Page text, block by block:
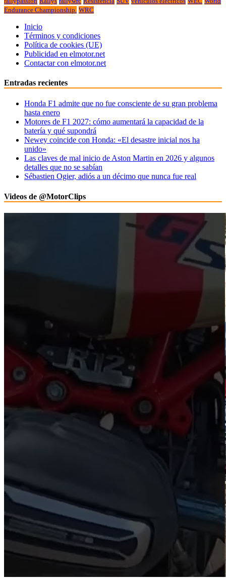
Endurance Championship. WRC
Inicio
Términos y condiciones
Política de cookies (UE)
Publicidad en elmotor.net
Contactar con elmotor.net
Entradas recientes
Honda F1 admite que no fue consciente de su gran problema
hasta enero
Motores de F1 2027: cómo aumentará la capacidad de la
batería y qué supondrá
Newey coincide con Honda: «El desastre inicial nos ha
unido»
Las claves de mal inicio de Aston Martin en 2026 y algunos
detalles que no se sabían
Sébastien Ogier, adiós a un décimo que nunca fue real
Videos de @MotorClips